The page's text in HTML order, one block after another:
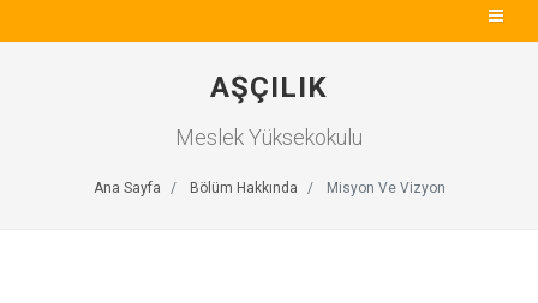
AŞÇILIK
Meslek Yüksekokulu
Ana Sayfa Bölüm Hakkında Misyon Ve Vizyon